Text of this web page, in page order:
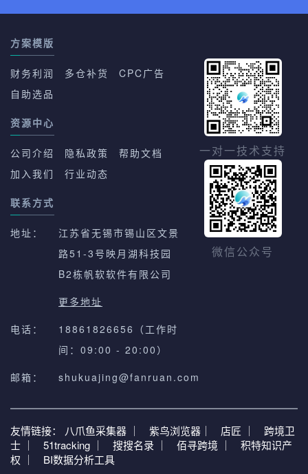
方案模版
财务利润 多仓补货
CPC广告
自助选品
资源中心
公司介绍 隐私政策
帮助文档
加入我们
行业动态
联系方式
地址：
江苏省无锡市锡山区文景
路51-3号映月湖科技园
B2栋帆软软件有限公司
更多地址
电话：
18861826656（工作时
间：09:00 - 20:00）
邮箱：
shukuajing@fanruan.com
一对一技术支持
微信公众号
友情链接： 八爪鱼采集器 ｜ 紫鸟浏览器｜ 店匠 ｜
跨境卫
士 ｜
51tracking ｜ 搜搜名录 ｜ 佰寻跨境 ｜
积特知识产
权 ｜
BI数据分析工具